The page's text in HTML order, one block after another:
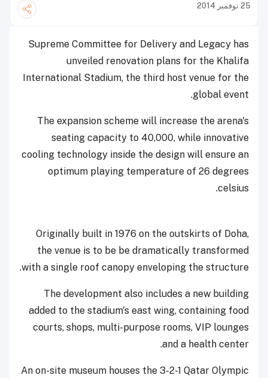
25 نوفمبر 2014
Supreme Committee for Delivery and Legacy has
unveiled renovation plans for the Khalifa
International Stadium, the third host venue for the
global event.
The expansion scheme will increase the arena's
seating capacity to 40,000, while innovative
cooling technology inside the design will ensure an
optimum playing temperature of 26 degrees
celsius.
Originally built in 1976 on the outskirts of Doha,
the venue is to be be dramatically transformed
with a single roof canopy enveloping the structure.
The development also includes a new building
added to the stadium's east wing, containing food
courts, shops, multi-purpose rooms, VIP lounges
and a health center.
An on-site museum houses the 3-2-1 Qatar Olympic